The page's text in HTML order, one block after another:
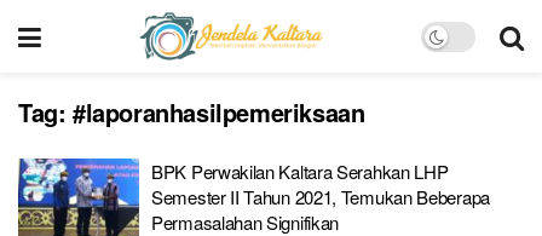
Tag: #laporanhasilpemeriksaan
BPK Perwakilan Kaltara Serahkan LHP
Semester II Tahun 2021, Temukan Beberapa
Permasalahan Signifikan